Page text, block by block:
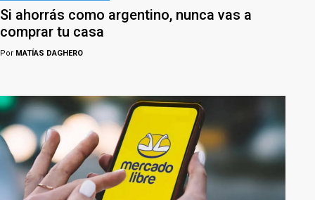
Si ahorrás como argentino, nunca vas a
comprar tu casa
Por MATÍAS DAGHERO